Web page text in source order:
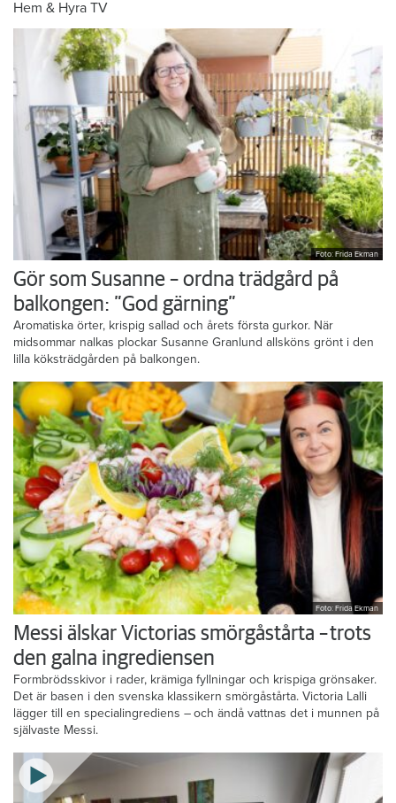
Hem & Hyra TV
Foto: Frida Ekman
Gör som Susanne – ordna trädgård på
balkongen: ”God gärning”
Aromatiska örter, krispig sallad och årets första gurkor. När
midsommar nalkas plockar Susanne Granlund allsköns grönt i den
lilla köksträdgården på balkongen.
Foto: Frida Ekman
Messi älskar Victorias smörgåstårta – trots
den galna ingrediensen
Formbrödsskivor i rader, krämiga fyllningar och krispiga grönsaker.
Det är basen i den svenska klassikern smörgåstårta. Victoria Lalli
lägger till en specialingrediens – och ändå vattnas det i munnen på
självaste Messi.